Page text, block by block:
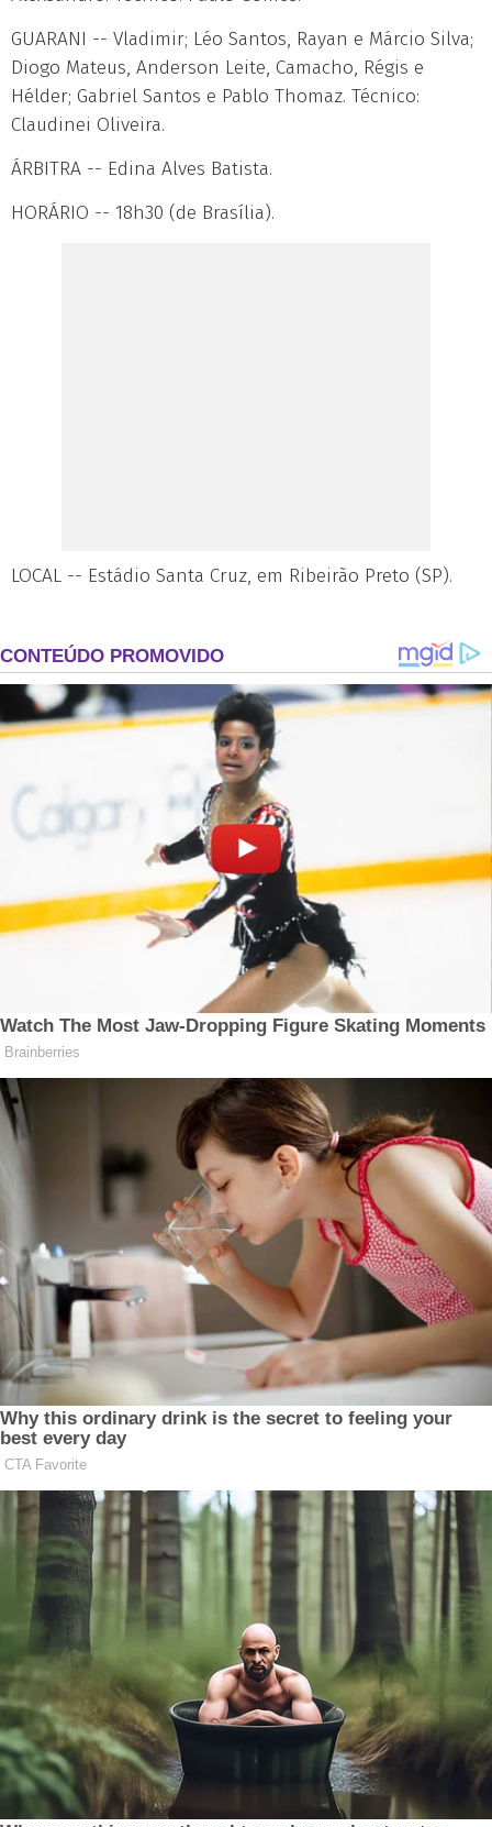
GUARANI -- Vladimir; Léo Santos, Rayan e Márcio Silva;
Diogo Mateus, Anderson Leite, Camacho, Régis e
Hélder; Gabriel Santos e Pablo Thomaz. Técnico:
Claudinei Oliveira.
ÁRBITRA -- Edina Alves Batista.
HORÁRIO -- 18h30 (de Brasília).
LOCAL -- Estádio Santa Cruz, em Ribeirão Preto (SP).